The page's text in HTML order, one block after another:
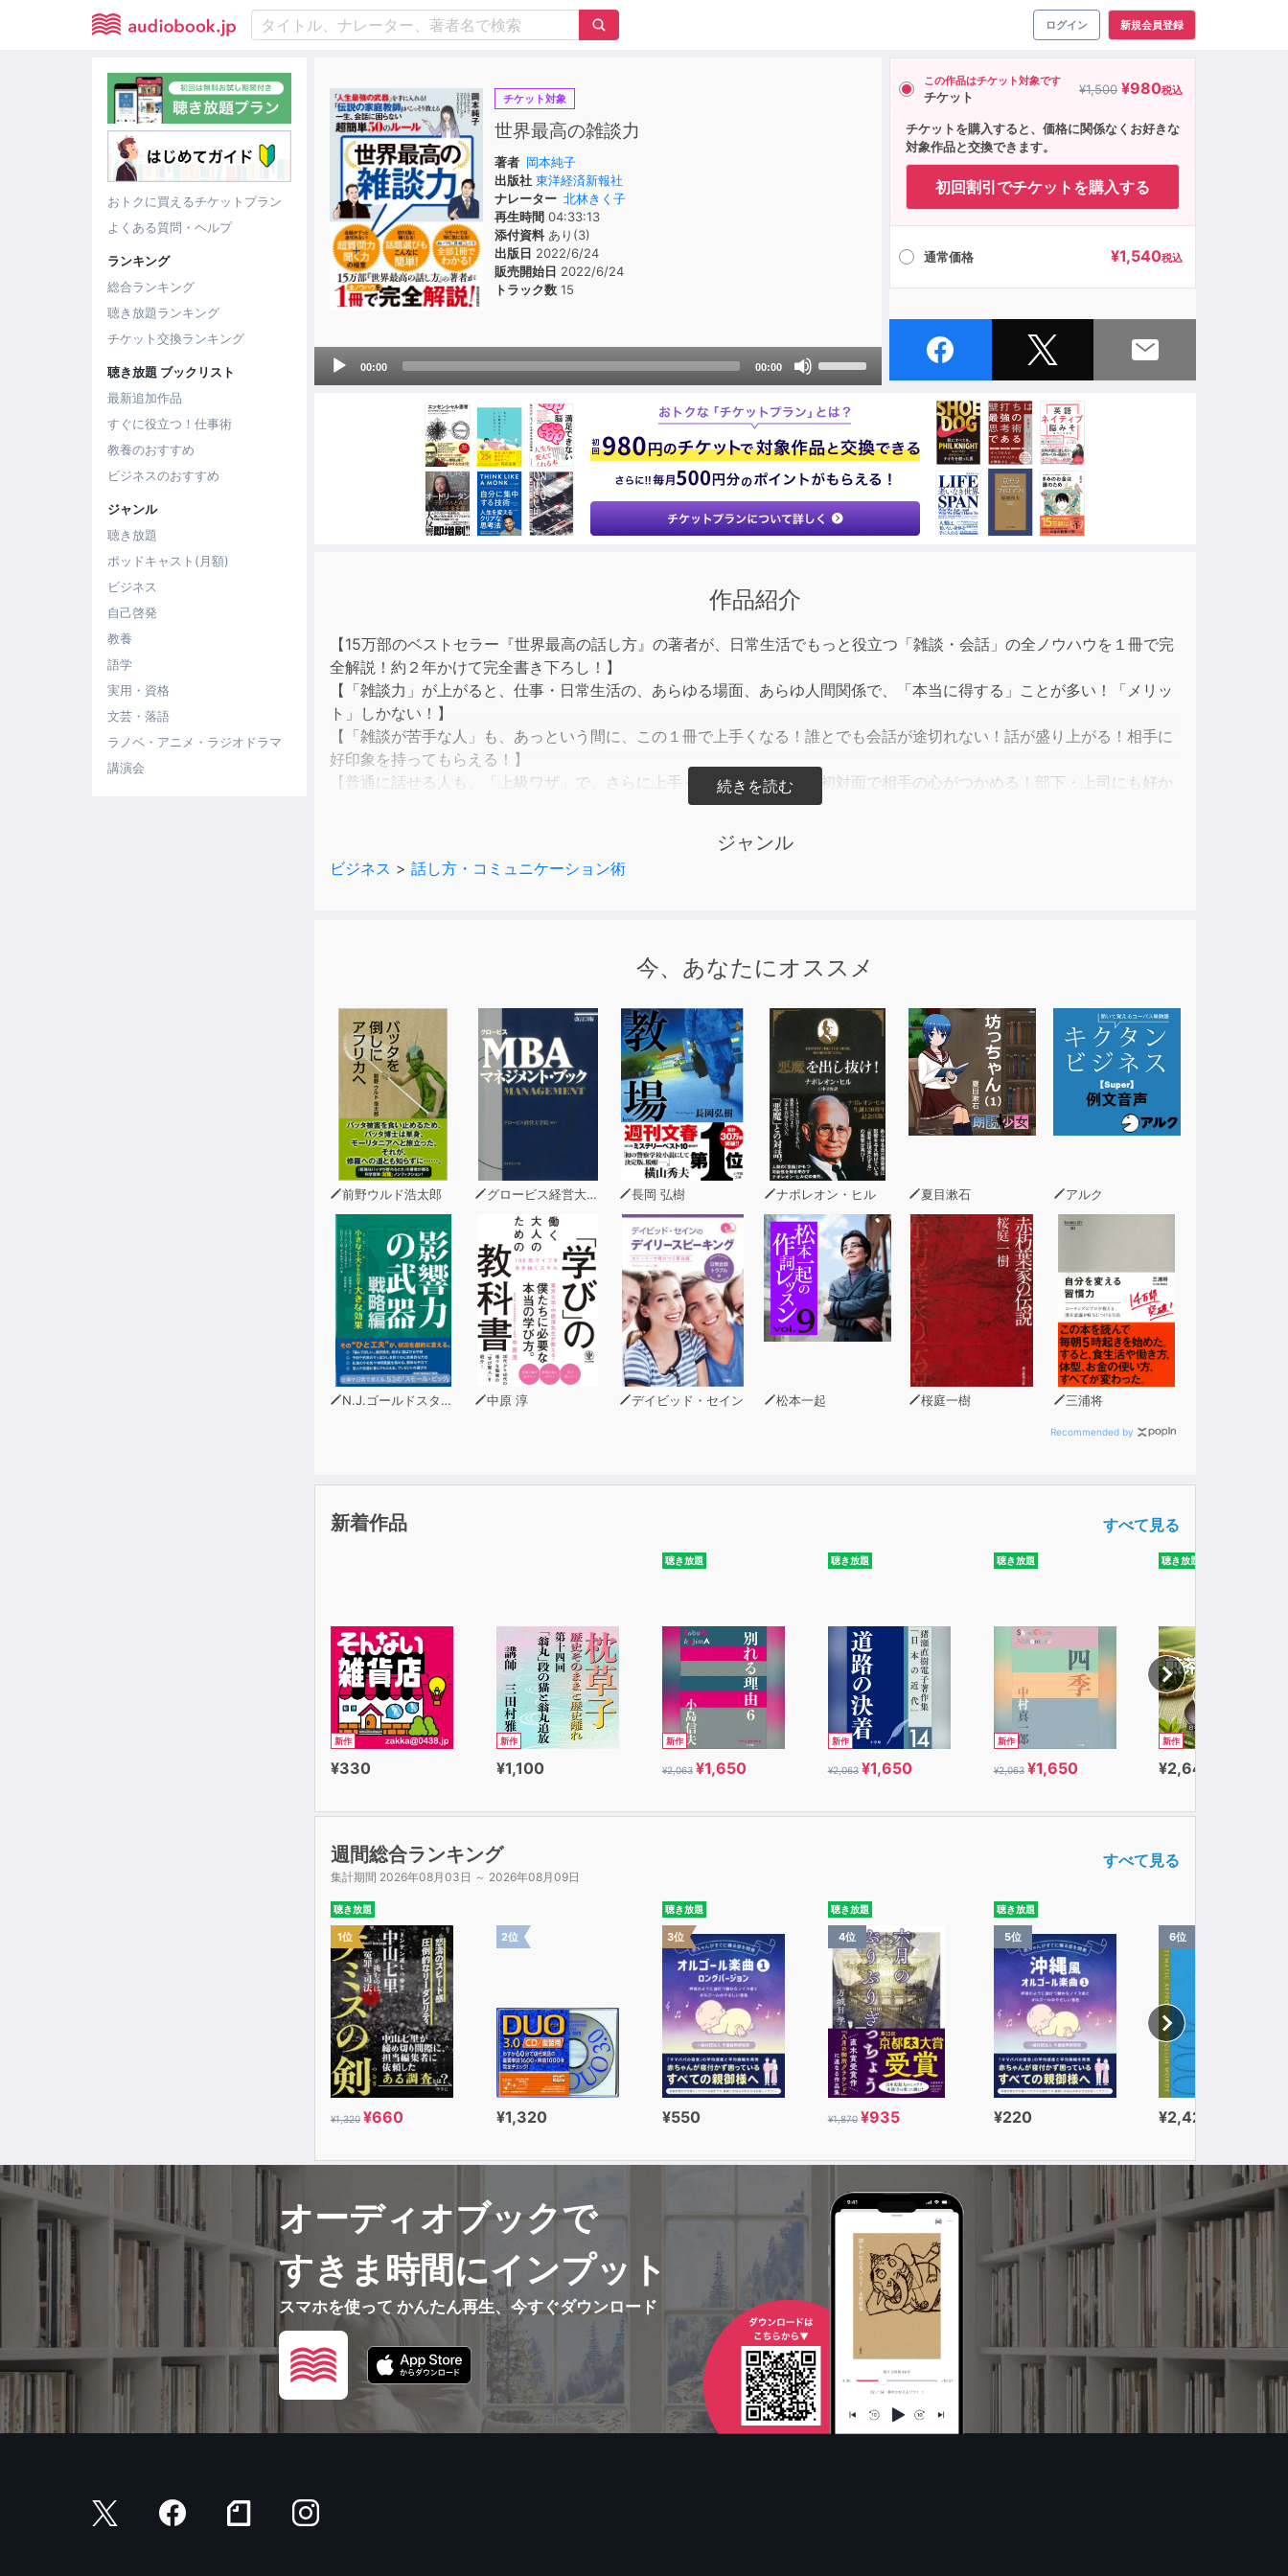
ログイン 新規会員登録
おトクに買えるチケットプラン
よくある質問・ヘルプ
ランキング
総合ランキング
聴き放題ランキング
チケット交換ランキング
聴き放題 ブックリスト
最新追加作品
すぐに役立つ！仕事術
教養のおすすめ
ビジネスのおすすめ
ジャンル
聴き放題
ポッドキャスト(月額)
ビジネス
自己啓発
教養
語学
実用・資格
文芸・落語
ラノベ・アニメ・ラジオドラマ
講演会
チケット対象
世界最高の雑談力
著者 岡本純子
出版社 東洋経済新報社
ナレーター 北林きく子
再生時間 04:33:13
添付資料あり(3)
出版日 2022/6/24
販売開始日 2022/6/24
トラック数 15
Audio
Player
00:00 00:00
Arrow
keys
to
increase
decrease
volume.
この作品はチケット対象です
チケット ¥1,500 ¥980税込
チケットを購入すると、価格に関係なくお好きな
対象作品と交換できます。
初回割引でチケットを購入する
通常価格 ¥1,540税込
作品紹介
【15万部のベストセラー『世界最高の話し方』の著者が、日常生活でもっと役立つ「雑談・会話」の全ノウハウを１冊で完
全解説！約２年かけて完全書き下ろし！】
【「雑談力」が上がると、仕事・日常生活の、あらゆる場面、あらゆ人間関係で、「本当に得する」ことが多い！「メリッ
ト」しかない！】
【「雑談が苦手な人」も、あっという間に、この１冊で上手くなる！誰とでも会話が途切れない！話が盛り上がる！相手に
好印象を持ってもらえる！】
【普通に話せる人も、「上級ワザ」で、さらに上手く、好印象になる！初対面で相手の心がつかめる！部下・上司にも好か
「リアルな会話」が増え、「雑談・会話」に悩みがちな人が急増している今こそ読みたい！
「世界最高の雑談力」で、あなたの人生が、今すぐ変わります！
【「超質問力」で、会話がずっと途切れない！】
★｢ど｣✕｢５W１H｣✕｢３お｣の方程式で､質問は無限大！
★｢４つの質問モード｣と｢２つの『も』質問｣を使いこなす！
【「最高の聞く力」で、誰とでも話が盛り上がる！】
★ハーバード流｢３つのステップ｣と｢３つのあいづち｣を応用しよう！
★人生最強のフレーズは｢◯◯◯◯◯をください｣
【「話題選び」も、じつはこんなに簡単！】
★相手に関係・関心のある話は｢５つのカテゴリー｣で探せば簡単！
★｢ほめどころ｣がすぐに見つかる｢４つの『１』｣とは？
【これはすごい！「上級ワザ」で、さらなる達人になれる！】
★返しコメントに｢一言オン｣で､さらに会話が弾む！
★｢なぜなら｣｢３つのささやき｣で､聞き手の心をわしづかみ！
この１冊で、仕事も人間関係も「すべての会話」がうまくいく！
「人生最強の武器」が、あなたのものに！
世界最高の「魔法のスキル」で、あなたの人生も変えよう！
「雑談」がうまくなるだけで、人生、本当に「得」をします！
【序章】雑談力・会話力こそが「人生最強の武器」である理由
【第1章】雑談・会話の達人になるカギは「超質問力」──人と運を引き寄せる10の基本ルール
【第2章】雑談・会話がスイスイ進む「最高の聞き方」の6つのルール──「この人との話は楽しい！」と思わせる方法
【第3章】「もっと聞きたい！」と思わせる「自分の話をする技術」直球ルール8選──人を魅了する「超話力」の鍛え方
【第4章】雑談力をワンランクアップする言葉術──さらに会話を盛り上げる！ 必殺ルール7選
【第5章】雑談・会話が苦手な人でも自信がグングン湧いてくる9つのルール──「世界最強メンタル」のつくり方
【第6章】好感度を一瞬で100倍上げる！5つの絶対ルール──共感され、愛される印象形成術
【第7章】人脈がぐんと広がる！人生がいっきに開ける！──誰からも愛されるルール5選
【特別付録1】雑談の「しぐさ」「ボディランゲージ」4つのコツ──「表情」「うなずき」「足先」「手」は、これが正解！
【特別付録2】アイコンタクトは「3─50─70─90」の法則で──ポーカーチャンピオンから学んだ「アイコンタクトの必勝ル
ール」
ジャンル
ビジネス > 話し方・コミュニケーション術
今、あなたにオススメ
前野ウルド浩太郎 グロービス経営大学院 長岡 弘樹 ナポレオン・ヒル 夏目漱石 アルク
N.J.ゴールドスタイン 中原 淳 デイビッド・セイン 松本一起 桜庭一樹 三浦将
Recommended by
新着作品 すべて見る
新作
¥330
新作
¥1,100
聴き放題
新作
¥2,063 ¥1,650
聴き放題
新作
¥2,063 ¥1,650
聴き放題
新作
¥2,063 ¥1,650
聴き放題
新作
¥2,640
週間総合ランキング
集計期間 2026年08月03日 ～ 2026年08月09日
すべて見る
聴き放題
1位
¥1,320 ¥660
2位
¥1,320
聴き放題
3位
¥550
聴き放題
4位
¥1,870 ¥935
聴き放題
5位
¥220
6位
¥2,420
オーディオブックで
すきま時間にインプット
スマホを使って かんたん再生、今すぐダウンロード